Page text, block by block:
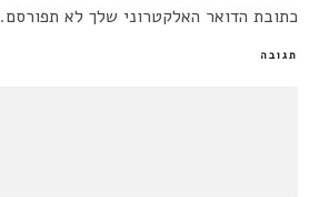
כתובת הדואר האלקטרוני שלך לא תפורסם.
תגובה